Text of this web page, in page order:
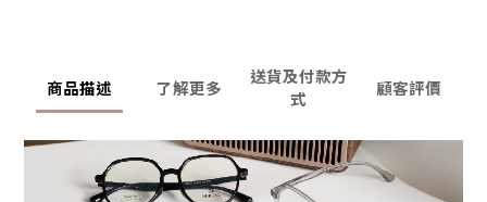
商品描述 了解更多
送貨及付款方
式
顧客評價